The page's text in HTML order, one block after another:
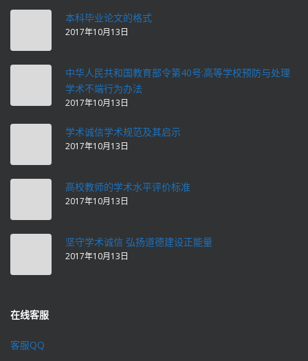
本科毕业论文的格式
2017年10月13日
中华人民共和国教育部令第40号:高等学校预防与处理
学术不端行为办法
2017年10月13日
学术诚信学术规范及其启示
2017年10月13日
高校教师的学术水平评价标准
2017年10月13日
坚守学术诚信 弘扬道德建设正能量
2017年10月13日
在线客服
客服QQ